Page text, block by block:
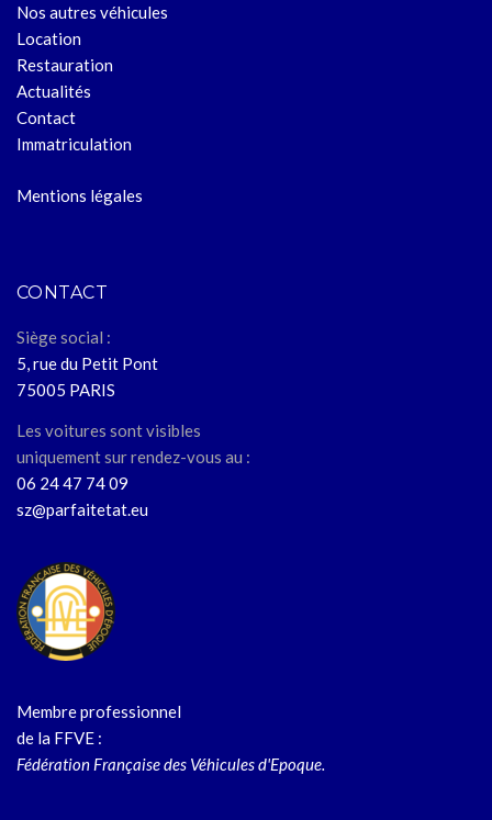
Nos autres véhicules
Location
Restauration
Actualités
Contact
Immatriculation
Mentions légales
CONTACT
Siège social :
5, rue du Petit Pont
75005 PARIS
Les voitures sont visibles
uniquement sur rendez-vous au :
06 24 47 74 09
sz@parfaitetat.eu
Membre professionnel
de la FFVE :
Fédération Française des Véhicules d'Epoque.